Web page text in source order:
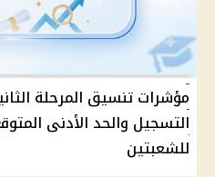
التسجيل والحد الأدنى
للشعبتين